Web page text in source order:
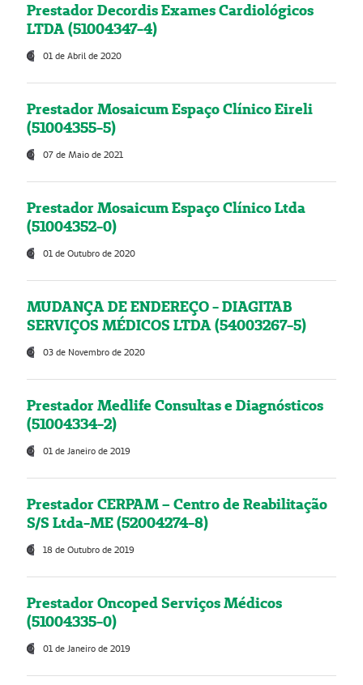
Prestador Decordis Exames Cardiológicos
LTDA (51004347-4)
01 de Abril de 2020
Prestador Mosaicum Espaço Clínico Eireli
(51004355-5)
07 de Maio de 2021
Prestador Mosaicum Espaço Clínico Ltda
(51004352-0)
01 de Outubro de 2020
MUDANÇA DE ENDEREÇO - DIAGITAB
SERVIÇOS MÉDICOS LTDA (54003267-5)
03 de Novembro de 2020
Prestador Medlife Consultas e Diagnósticos
(51004334-2)
01 de Janeiro de 2019
Prestador CERPAM – Centro de Reabilitação
S/S Ltda-ME (52004274-8)
18 de Outubro de 2019
Prestador Oncoped Serviços Médicos
(51004335-0)
01 de Janeiro de 2019